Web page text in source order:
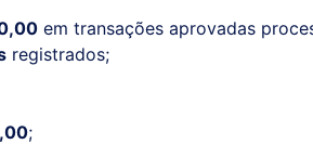
em transações aprovadas
registrados;
;